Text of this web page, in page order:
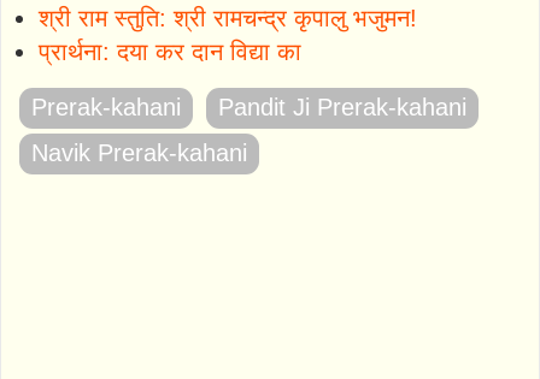
श्री राम स्तुति: श्री रामचन्द्र कृपालु भजुमन!
प्रार्थना: दया कर दान विद्या का
Prerak-kahani
Pandit Ji Prerak-kahani
Navik Prerak-kahani